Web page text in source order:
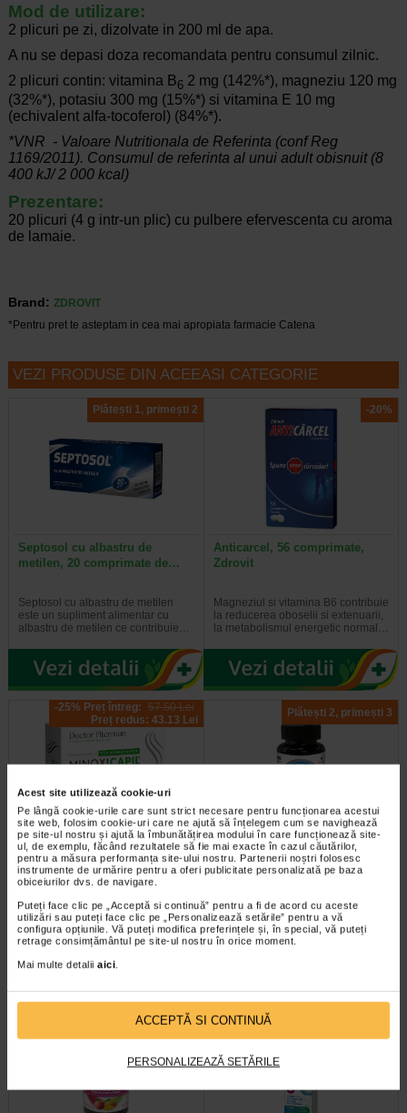
Acest site utilizează cookie-uri
Pe lângă cookie-urile care sunt strict necesare pentru funcționarea acestui
site web, folosim cookie-uri care ne ajută să înțelegem cum se navighează
pe site-ul nostru și ajută la îmbunătățirea modului în care funcționează site-
ul, de exemplu, făcând rezultatele să fie mai exacte în cazul căutărilor,
pentru a măsura performanța site-ului nostru. Partenerii noștri folosesc
instrumente de urmărire pentru a oferi publicitate personalizată pe baza
obiceiurilor dvs. de navigare.
Puteți face clic pe „Acceptă si continuă” pentru a fi de acord cu aceste
utilizări sau puteți face clic pe „Personalizează setările” pentru a vă
configura opțiunile. Vă puteți modifica preferințele și, în special, vă puteți
retrage consimțământul pe site-ul nostru în orice moment.
Mai multe detalii aici.
ACCEPTĂ SI CONTINUĂ
PERSONALIZEAZĂ SETĂRILE
Mod de utilizare:
2 plicuri pe zi, dizolvate in 200 ml de apa.
A nu se depasi doza recomandata pentru consumul zilnic.
2 plicuri contin: vitamina B6 2 mg (142%*), magneziu 120 mg
(32%*), potasiu 300 mg (15%*) si vitamina E 10 mg
(echivalent alfa-tocoferol) (84%*).
*VNR - Valoare Nutritionala de Referinta (conf Reg
1169/2011). Consumul de referinta al unui adult obisnuit (8
400 kJ/ 2 000 kcal)
Prezentare:
20 plicuri (4 g intr-un plic) cu pulbere efervescenta cu aroma
de lamaie.
Brand: ZDROVIT
*Pentru pret te asteptam in cea mai apropiata farmacie Catena
VEZI PRODUSE DIN ACEEASI CATEGORIE
Plătești 1, primești 2
Septosol cu albastru de
metilen, 20 comprimate de…
Septosol cu albastru de metilen
este un supliment alimentar cu
albastru de metilen ce contribuie…
-20%
Anticarcel, 56 comprimate,
Zdrovit
Magneziul si vitamina B6 contribuie
la reducerea oboselii si extenuarii,
la metabolismul energetic normal…
-25% Preț întreg: 57.50 Lei
Preț redus: 43.13 Lei
Minoxicapil, 30 capsule,
DOCTOR FITERMAN
Doctor Fiterman MINOXICAPIL este
o formula fortifianta alcatuita din
aminoacizi, minerale si 11…
Plătești 2, primești 3
Maxitonic pentru barbati, 60
jeleuri, BENESIO
Benesio MaxiTonic jeleuri pentru
barbati este un supliment alimentar
sub forma de jeleuri cu aroma…
Plătești 2, primești 3